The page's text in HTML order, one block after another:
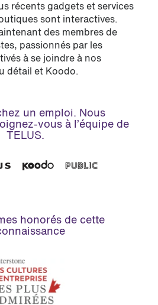
récents gadgets et services
sont interactives.
des membres de
passionnés par les
à se joindre à nos
détail et Koodo.
un emploi. Nous
vous à l’équipe de
TELUS.
honorés de cette